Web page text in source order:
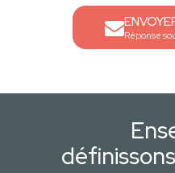
Réponse